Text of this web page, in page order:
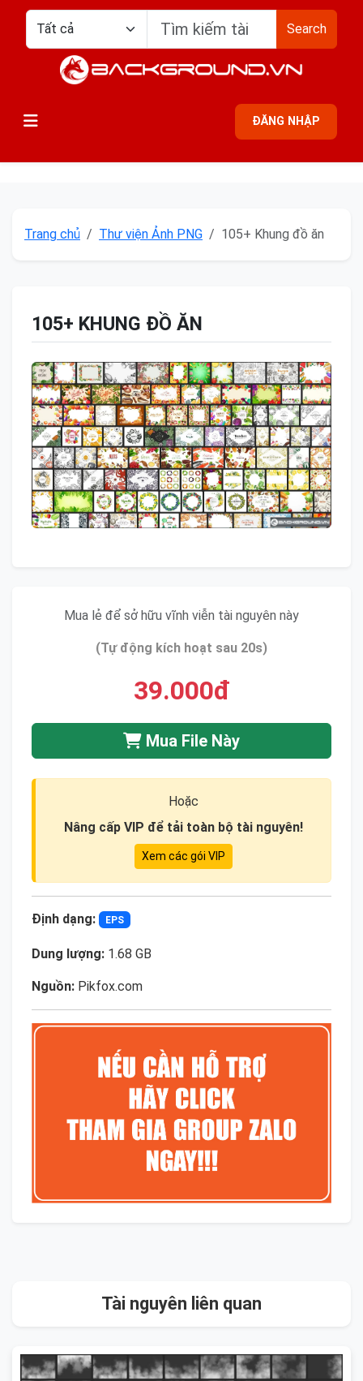
Search
ĐĂNG NHẬP
Trang chủ Thư viện Ảnh PNG 105+ Khung đồ ăn
105+ KHUNG ĐỒ ĂN
Mua lẻ để sở hữu vĩnh viễn tài nguyên này
(Tự động kích hoạt sau 20s)
39.000đ
Mua File Này
Hoặc
Nâng cấp VIP để tải toàn bộ tài nguyên!
Xem các gói VIP
Định dạng: EPS
Dung lượng: 1.68 GB
Nguồn: Pikfox.com
Tài nguyên liên quan